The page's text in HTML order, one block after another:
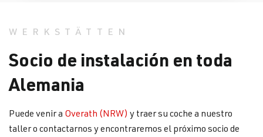
WERKSTÄTTEN
Socio de instalación en toda
Alemania
Puede venir a Overath (NRW) y traer su coche a nuestro
taller o contactarnos y encontraremos el próximo socio de